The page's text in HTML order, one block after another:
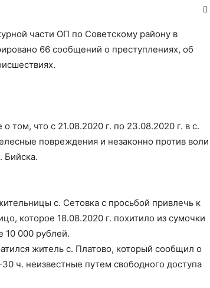
части ОП по Советскому району в
66 сообщений о преступлениях, об
том, что с 21.08.2020 г. по 23.08.2020 г. в с.
повреждения и незаконно против воли
Бийска.
с. Сетовка с просьбой привлечь к
которое 18.08.2020 г. похитило из сумочки
10 000 рублей.
житель с. Платово, который сообщил о
ч. неизвестные путем свободного доступа